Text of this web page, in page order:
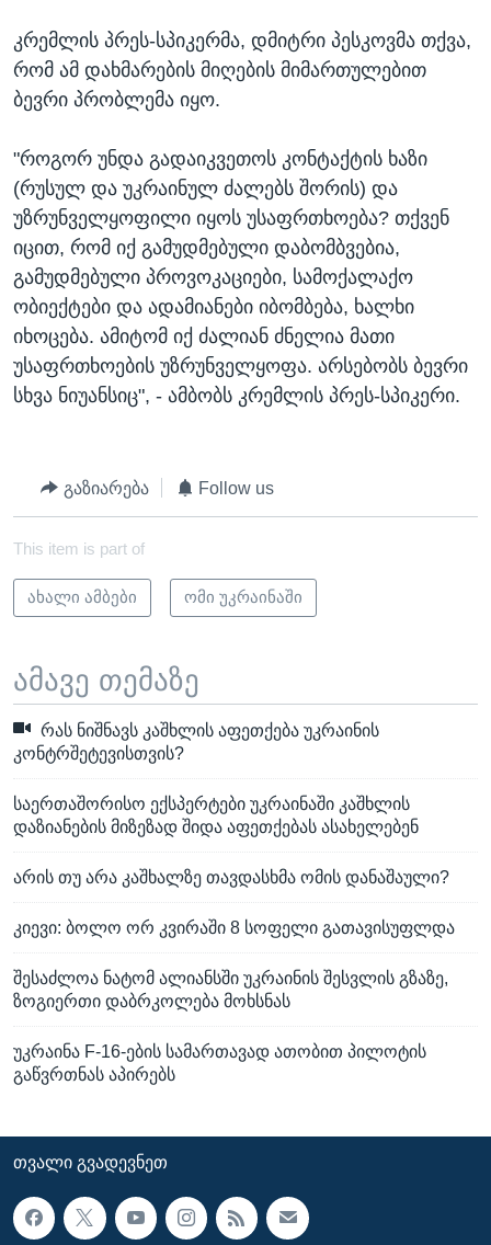
კრემლის პრეს-სპიკერმა, დმიტრი პესკოვმა თქვა,
რომ ამ დახმარების მიღების მიმართულებით
ბევრი პრობლემა იყო.
"როგორ უნდა გადაიკვეთოს კონტაქტის ხაზი
(რუსულ და უკრაინულ ძალებს შორის) და
უზრუნველყოფილი იყოს უსაფრთხოება? თქვენ
იცით, რომ იქ გამუდმებული დაბომბვებია,
გამუდმებული პროვოკაციები, სამოქალაქო
ობიექტები და ადამიანები იბომბება, ხალხი
იხოცება. ამიტომ იქ ძალიან ძნელია მათი
უსაფრთხოების უზრუნველყოფა. არსებობს ბევრი
სხვა ნიუანსიც", - ამბობს კრემლის პრეს-სპიკერი.
გაზიარება Follow us
This item is part of
ახალი ამბები ომი უკრაინაში
ამავე თემაზე
რას ნიშნავს კაშხლის აფეთქება უკრაინის
კონტრშეტევისთვის?
საერთაშორისო ექსპერტები უკრაინაში კაშხლის
დაზიანების მიზეზად შიდა აფეთქებას ასახელებენ
არის თუ არა კაშხალზე თავდასხმა ომის დანაშაული?
კიევი: ბოლო ორ კვირაში 8 სოფელი გათავისუფლდა
შესაძლოა ნატომ ალიანსში უკრაინის შესვლის გზაზე,
ზოგიერთი დაბრკოლება მოხსნას
უკრაინა F-16-ების სამართავად ათობით პილოტის
გაწვრთნას აპირებს
ᲗᲕᲐᲚᲘ ᲒᲕᲐᲓᲔᲕᲜᲔᲗ